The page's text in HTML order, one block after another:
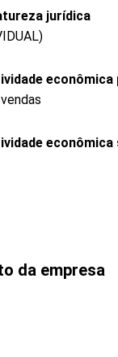
jurídica
econômica
econômica
da empresa